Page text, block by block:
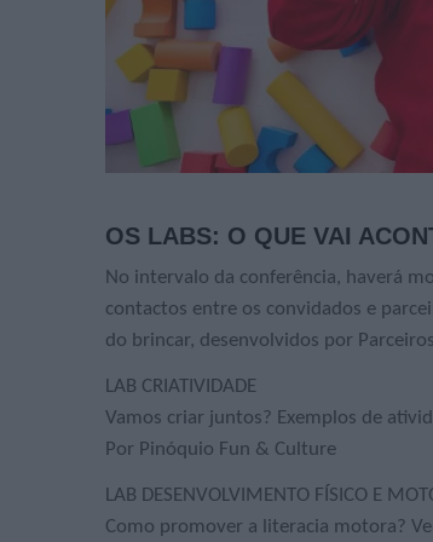
OS LABS: O QUE VAI
No intervalo da conferência, haverá
contactos entre os convidados e
do brincar, desenvolvidos por
LAB CRIATIVIDADE
Vamos criar juntos? Exemplos de
Por Pinóquio Fun & Culture
LAB DESENVOLVIMENTO FÍSICO E
Como promover a literacia motora?